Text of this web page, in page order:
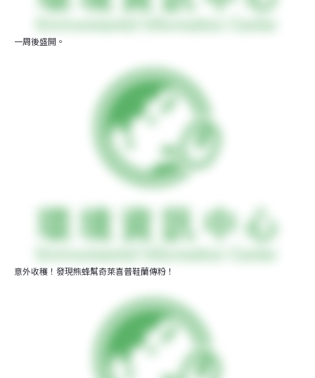
一周後盛開。
意外收穫！發現熊蜂幫奇萊喜普鞋蘭傳粉！